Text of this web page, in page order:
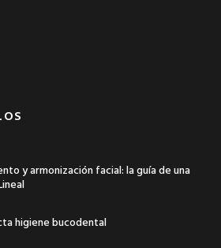
y armonización facial: la guía de una
higiene bucodental